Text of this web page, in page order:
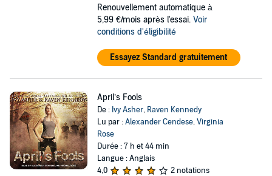
Renouvellement automatique à
5,99 €/mois après l'essai. Voir
conditions d'éligibilité
Essayez Standard gratuitement
April’s Fools
De : Ivy Asher, Raven Kennedy
Lu par :Alexander Cendese,Virginia
Rose
Durée : 7 h et 44 min
Langue : Anglais
4,0
2 notations